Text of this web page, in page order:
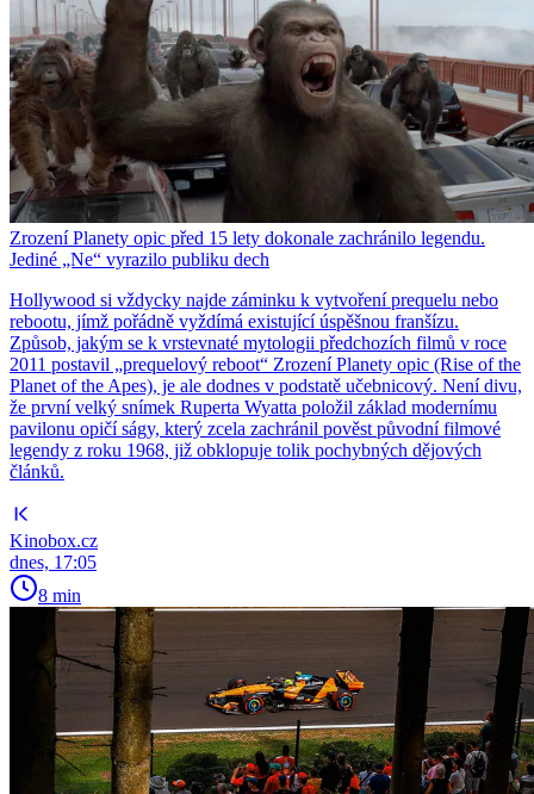
Zrození Planety opic před 15 lety dokonale zachránilo legendu.
Jediné „Ne“ vyrazilo publiku dech
Hollywood si vždycky najde záminku k vytvoření prequelu nebo
rebootu, jímž pořádně vyždímá existující úspěšnou franšízu.
Způsob, jakým se k vrstevnaté mytologii předchozích filmů v roce
2011 postavil „prequelový reboot“ Zrození Planety opic (Rise of the
Planet of the Apes), je ale dodnes v podstatě učebnicový. Není divu,
že první velký snímek Ruperta Wyatta položil základ modernímu
pavilonu opičí ságy, který zcela zachránil pověst původní filmové
legendy z roku 1968, již obklopuje tolik pochybných dějových
článků.
Kinobox.cz
dnes, 17:05
8 min